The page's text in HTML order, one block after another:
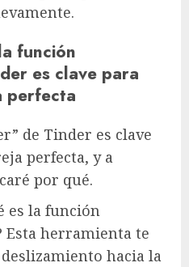
función
es clave para
perfecta
de Tinder es clave
perfecta, y a
por qué.
es la función
Esta herramienta te
hacia la